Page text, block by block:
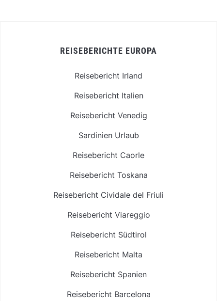
REISEBERICHTE EUROPA
Reisebericht Irland
Reisebericht Italien
Reisebericht Venedig
Sardinien Urlaub
Reisebericht Caorle
Reisebericht Toskana
Reisebericht Cividale del Friuli
Reisebericht Viareggio
Reisebericht Südtirol
Reisebericht Malta
Reisebericht Spanien
Reisebericht Barcelona